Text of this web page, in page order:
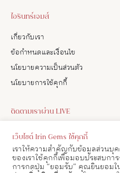
ไอรินทร์เจมส์
เกี่ยวกับเรา
ข้อกำหนดและเงื่อนไข
นโยบายความเป็นส่วนตัว
นโยบายการใช้คุกกี้
ติดตามเราผ่าน LIVE
ดูอัปเดตสินค้า และ เลือกซื้อสินค้าผ่าน
ได้
ดูตาราง LIVE
เว็บไซต์ Irin Gems ใช้คุกกี้
เราให้ความสำคัญกับข้อมูลส่วนบุ
ของเราใช้คุกกี้เพื่อมอบประสบก
การกดปุ่ม “ยอมรับ” คุณยินยอมใ